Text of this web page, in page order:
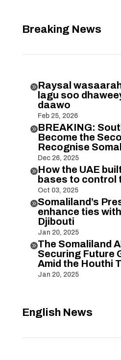
Breaking News
Raysal
lagu soo
daawo
Feb 25, 2026
BREAKING:
Become the
Recognise
Dec 26, 2025
How the UAE
bases to control
Oct 03, 2025
Somaliland’s
enhance ties
Djibouti
Jan 20, 2025
The Somaliland
Securing Future
Amid the Houthi
Jan 20, 2025
English News